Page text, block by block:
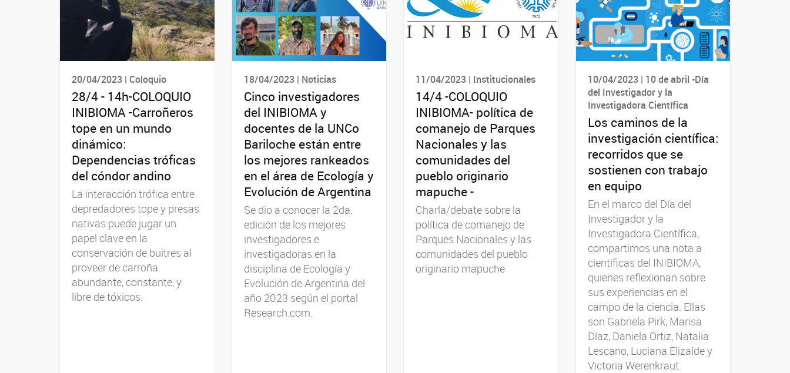
20/04/2023 | Coloquio
28/4 - 14h-COLOQUIO
INIBIOMA -Carroñeros
tope en un mundo
dinámico:
Dependencias tróficas
del cóndor andino
La interacción trófica entre
depredadores tope y presas
nativas puede jugar un
papel clave en la
conservación de buitres al
proveer de carroña
abundante, constante, y
libre de tóxicos.
18/04/2023 | Noticias
Cinco investigadores
del INIBIOMA y
docentes de la UNCo
Bariloche están entre
los mejores rankeados
en el área de Ecología y
Evolución de Argentina
Se dio a conocer la 2da.
edición de los mejores
investigadores e
investigadoras en la
disciplina de Ecología y
Evolución de Argentina del
año 2023 según el portal
Research.com.
11/04/2023 | Institucionales
14/4 -COLOQUIO
INIBIOMA- política de
comanejo de Parques
Nacionales y las
comunidades del
pueblo originario
mapuche -
Charla/debate sobre la
política de comanejo de
Parques Nacionales y las
comunidades del pueblo
originario mapuche
10/04/2023 | 10 de abril -Día
del Investigador y la
Investigadora Científica
Los caminos de la
investigación científica:
recorridos que se
sostienen con trabajo
en equipo
En el marco del Día del
Investigador y la
Investigadora Científica,
compartimos una nota a
científicas del INIBIOMA,
quienes reflexionan sobre
sus experiencias en el
campo de la ciencia. Ellas
son Gabriela Pirk, Marisa
Díaz, Daniela Ortiz, Natalia
Lescano, Luciana Elizalde y
Victoria Werenkraut.